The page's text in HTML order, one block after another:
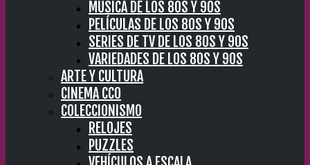
MÚSICA DE LOS 80S Y 90S
PELÍCULAS DE LOS 80S Y 90S
SERIES DE TV DE LOS 80S Y 90S
VARIEDADES DE LOS 80S Y 90S
ARTE Y CULTURA
CINEMA CC0
COLECCIONISMO
RELOJES
PUZZLES